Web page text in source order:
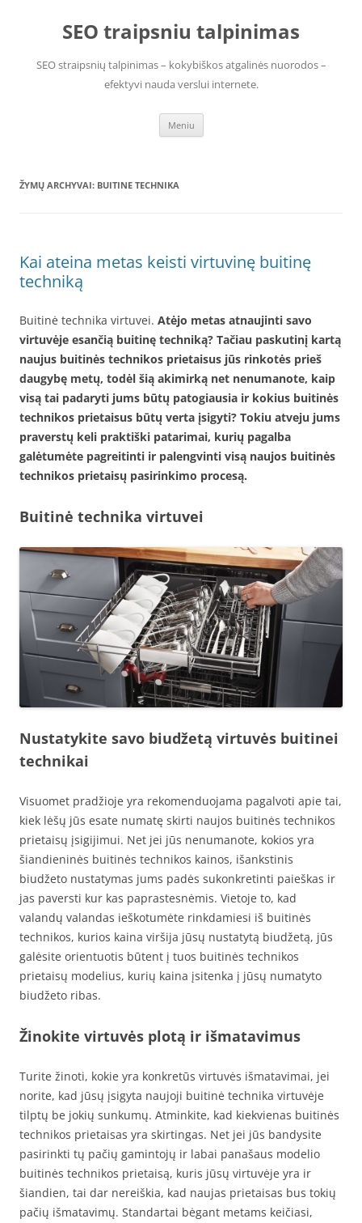
SEO traipsniu talpinimas
SEO straipsnių talpinimas – kokybiškos atgalinės nuorodos –
efektyvi nauda verslui internete.
Meniu
ŽYMŲ ARCHYVAI: BUITINE TECHNIKA
Kai ateina metas keisti virtuvinę buitinę
techniką
Buitinė technika virtuvei. Atėjo metas atnaujinti savo
virtuvėje esančią buitinę techniką? Tačiau paskutinį kartą
naujus buitinės technikos prietaisus jūs rinkotės prieš
daugybę metų, todėl šią akimirką net nenumanote, kaip
visą tai padaryti jums būtų patogiausia ir kokius buitinės
technikos prietaisus būtų verta įsigyti? Tokiu atveju jums
praverstų keli praktiški patarimai, kurių pagalba
galėtumėte pagreitinti ir palengvinti visą naujos buitinės
technikos prietaisų pasirinkimo procesą.
Buitinė technika virtuvei
Nustatykite savo biudžetą virtuvės buitinei
technikai
Visuomet pradžioje yra rekomenduojama pagalvoti apie tai,
kiek lėšų jūs esate numatę skirti naujos buitinės technikos
prietaisų įsigijimui. Net jei jūs nenumanote, kokios yra
šiandieninės buitinės technikos kainos, išankstinis
biudžeto nustatymas jums padės sukonkretinti paieškas ir
jas paversti kur kas paprastesnėmis. Vietoje to, kad
valandų valandas ieškotumėte rinkdamiesi iš buitinės
technikos, kurios kaina viršija jūsų nustatytą biudžetą, jūs
galėsite orientuotis būtent į tuos buitinės technikos
prietaisų modelius, kurių kaina įsitenka į jūsų numatyto
biudžeto ribas.
Žinokite virtuvės plotą ir išmatavimus
Turite žinoti, kokie yra konkretūs virtuvės išmatavimai, jei
norite, kad jūsų įsigyta naujoji buitinė technika virtuvėje
tilptų be jokių sunkumų. Atminkite, kad kiekvienas buitinės
technikos prietaisas yra skirtingas. Net jei jūs bandysite
pasirinkti tų pačių gamintojų ir labai panašaus modelio
buitinės technikos prietaisą, kuris jūsų virtuvėje yra ir
šiandien, tai dar nereiškia, kad naujas prietaisas bus tokių
pačių išmatavimų. Standartai bėgant metams keičiasi,